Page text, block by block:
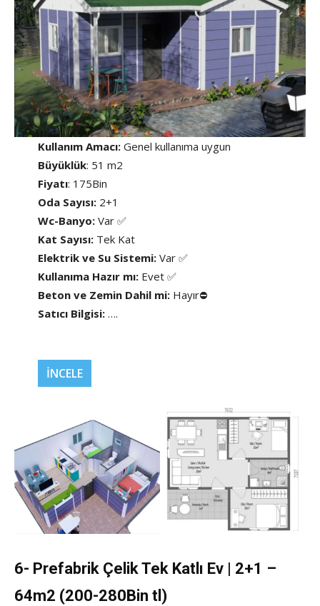
Kullanım Amacı:Genel kullanıma uygun
Büyüklük: 51 m2
Fiyatı: 175Bin
Oda Sayısı: 2+1
Wc-Banyo:Var ✅
Kat Sayısı:Tek Kat
Elektrik ve Su Sistemi: Var ✅
Kullanıma Hazır mı:Evet ✅
Beton ve Zemin Dahil mi: Hayır⛔
Satıcı Bilgisi:….
İNCELE
6- Prefabrik Çelik Tek Katlı Ev | 2+1 –
64m2 (200-280Bin tl)